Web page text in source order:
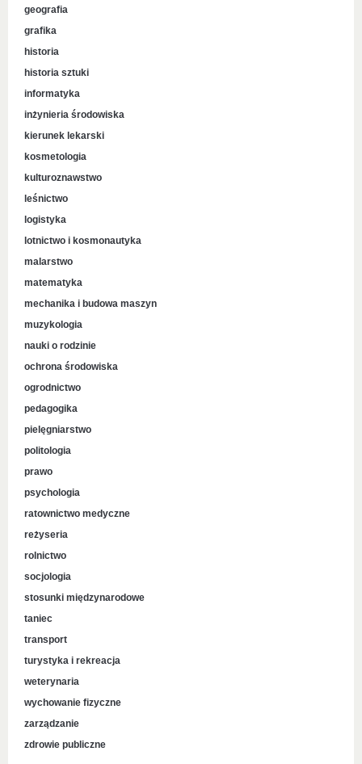
geografia
grafika
historia
historia sztuki
informatyka
inżynieria środowiska
kierunek lekarski
kosmetologia
kulturoznawstwo
leśnictwo
logistyka
lotnictwo i kosmonautyka
malarstwo
matematyka
mechanika i budowa maszyn
muzykologia
nauki o rodzinie
ochrona środowiska
ogrodnictwo
pedagogika
pielęgniarstwo
politologia
prawo
psychologia
ratownictwo medyczne
reżyseria
rolnictwo
socjologia
stosunki międzynarodowe
taniec
transport
turystyka i rekreacja
weterynaria
wychowanie fizyczne
zarządzanie
zdrowie publiczne